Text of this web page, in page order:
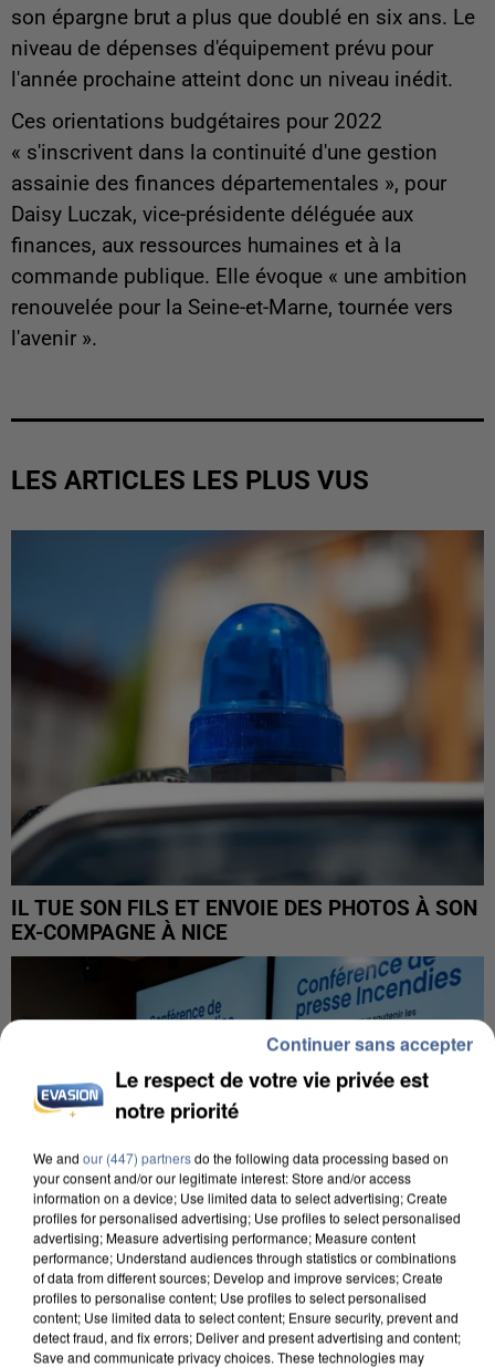
son épargne brut a plus que doublé en six ans. Le
niveau de dépenses d'équipement prévu pour
l'année prochaine atteint donc un niveau inédit.
Ces orientations budgétaires pour 2022
« s'inscrivent dans la continuité d'une gestion
assainie des finances départementales », pour
Daisy Luczak, vice-présidente déléguée aux
finances, aux ressources humaines et à la
commande publique. Elle évoque « une ambition
renouvelée pour la Seine-et-Marne, tournée vers
l'avenir ».
LES ARTICLES LES PLUS VUS
IL TUE SON FILS ET ENVOIE DES PHOTOS À SON
EX-COMPAGNE À NICE
INCENDIES : L’ÎLE-DE-FRANCE LANCE UN ÉLAN
DE SOLIDARITÉ AVEC LES...
Le respect de votre vie privée est
notre priorité
We and our (447) partnersdo the following data processing based on
your consent and/or our legitimate interest: Store and/or access
information on a device; Use limited data to select advertising; Create
profiles for personalised advertising; Use profiles to select personalised
advertising; Measure advertising performance; Measure content
performance; Understand audiences through statistics or combinations
of data from different sources; Develop and improve services; Create
profiles to personalise content; Use profiles to select personalised
content; Use limited data to select content; Ensure security, prevent and
detect fraud, and fix errors; Deliver and present advertising and content;
Save and communicate privacy choices. These technologies may
Continuer sans accepter